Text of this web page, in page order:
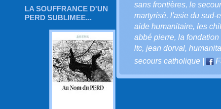
LA SOUFFRANCE D'UN
PERD SUBLIMEE...
sans frontières, le
martyrisé, l'asie du sud-
aide humanitaire, les
abbé pierre, la
ltc, jean dorval,
secours catholique